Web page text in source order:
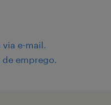
motoristas nas
pacotes invertidos,
de
e-mail.
emprego.